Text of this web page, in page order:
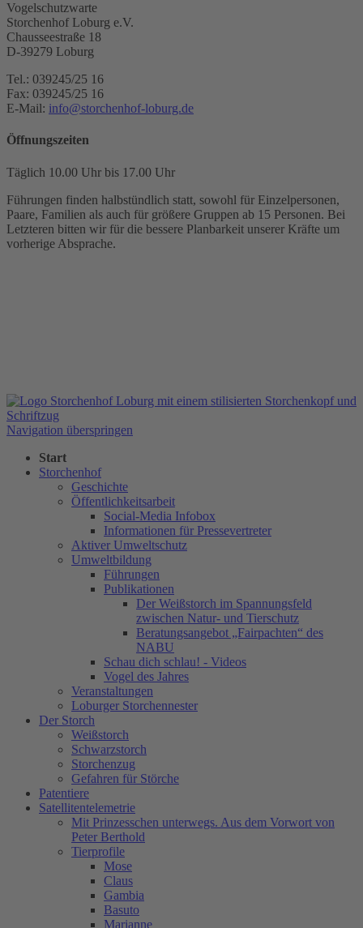
Vogelschutzwarte
Storchenhof Loburg e.V.
Chausseestraße 18
D-39279 Loburg
Tel.: 039245/25 16
Fax: 039245/25 16
E-Mail: info@storchenhof-loburg.de
Öffnungszeiten
Täglich 10.00 Uhr bis 17.00 Uhr
Führungen finden halbstündlich statt, sowohl für Einzelpersonen,
Paare, Familien als auch für größere Gruppen ab 15 Personen. Bei
Letzteren bitten wir für die bessere Planbarkeit unserer Kräfte um
vorherige Absprache.
Navigation überspringen
Start
Storchenhof
Geschichte
Öffentlichkeitsarbeit
Social-Media Infobox
Informationen für Pressevertreter
Aktiver Umweltschutz
Umweltbildung
Führungen
Publikationen
Der Weißstorch im Spannungsfeld
zwischen Natur- und Tierschutz
Beratungsangebot „Fairpachten“ des
NABU
Schau dich schlau! - Videos
Vogel des Jahres
Veranstaltungen
Loburger Storchennester
Der Storch
Weißstorch
Schwarzstorch
Storchenzug
Gefahren für Störche
Patentiere
Satellitentelemetrie
Mit Prinzesschen unterwegs. Aus dem Vorwort von
Peter Berthold
Tierprofile
Mose
Claus
Gambia
Basuto
Marianne